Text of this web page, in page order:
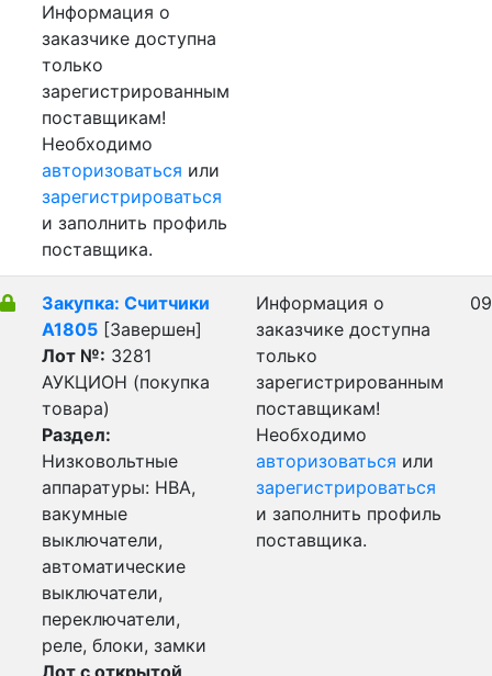
Информация о
заказчике доступна
только
зарегистрированным
поставщикам!
Необходимо
авторизоваться или
зарегистрироваться
и заполнить профиль
поставщика.
Закупка: Считчики
А1805 [Завершен]
Лот №: 3281
АУКЦИОН (покупка
товара)
Раздел:
Низковольтные
аппаратуры: НВА,
вакумные
выключатели,
автоматические
выключатели,
переключатели,
реле, блоки, замки
Лот с открытой
Информация о
заказчике доступна
только
зарегистрированным
поставщикам!
Необходимо
авторизоваться или
зарегистрироваться
и заполнить профиль
поставщика.